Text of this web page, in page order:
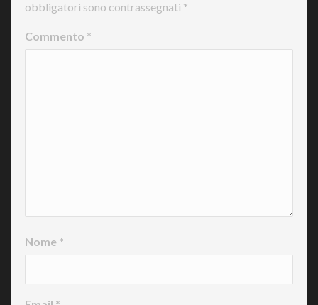
obbligatori sono contrassegnati *
Commento *
Nome *